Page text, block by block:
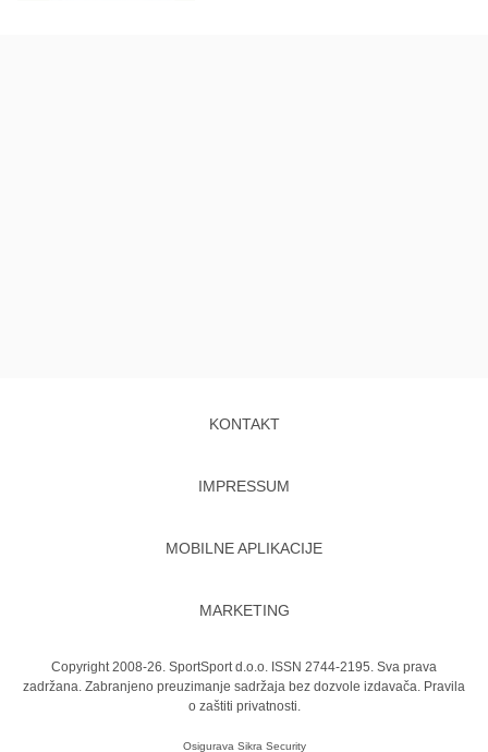
KONTAKT
IMPRESSUM
MOBILNE APLIKACIJE
MARKETING
Copyright 2008-26. SportSport d.o.o. ISSN 2744-2195. Sva prava
zadržana. Zabranjeno preuzimanje sadržaja bez dozvole izdavača. Pravila
o zaštiti privatnosti.
Osigurava Sikra Security